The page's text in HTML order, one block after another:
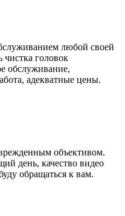
любой своей
чистка головок
обслуживание,
адекватные цены.
объективом.
день, качество видео
обращаться к вам.